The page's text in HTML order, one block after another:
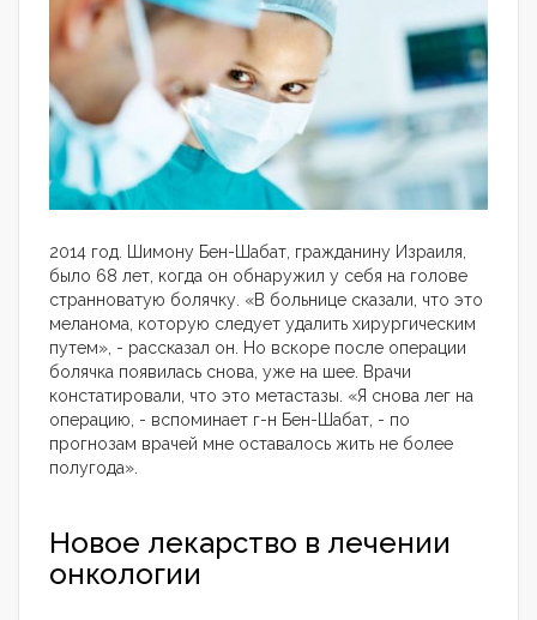
2014 год. Шимону Бен-Шабат, гражданину Израиля,
было 68 лет, когда он обнаружил у себя на голове
странноватую болячку. «В больнице сказали, что это
меланома, которую следует удалить хирургическим
путем», - рассказал он. Но вскоре после операции
болячка появилась снова, уже на шее. Врачи
констатировали, что это метастазы. «Я снова лег на
операцию, - вспоминает г-н Бен-Шабат, - по
прогнозам врачей мне оставалось жить не более
полугода».
Новое лекарство в лечении
онкологии